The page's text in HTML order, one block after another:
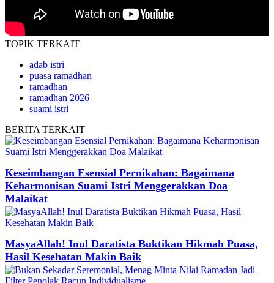
TOPIK TERKAIT
adab istri
puasa ramadhan
ramadhan
ramadhan 2026
suami istri
BERITA TERKAIT
Keseimbangan Esensial Pernikahan: Bagaimana
Keharmonisan Suami Istri Menggerakkan Doa
Malaikat
MasyaAllah! Inul Daratista Buktikan Hikmah Puasa,
Hasil Kesehatan Makin Baik